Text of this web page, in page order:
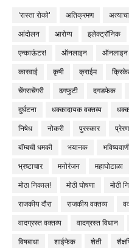
'रास्ता रोको' अतिक्रमण
आंदोलन
आरोग्य इलेक्ट्रॉनिक
एन्काऊंटर!
ऑनलाइन
कारवाई
कृषी क्राईम
चेंगराचेंगरी
ढगफुटी दगडफेक
दुर्घटना
धक्कादायक वक्तव्य
निषेध
नोकरी पुरस्कार
बॉम्बची धमकी
भयानक
भ्रष्टाचार
मनोरंजन महाघोटाळा
मोठा निकाल!
मोठी घोषणा मोठी
राजकीय दौरा
राजकीय वक्तव्य
वादग्रस्त वक्तव्य
वादग्रस्त विधान
विषबाधा
शाईफेक शेती